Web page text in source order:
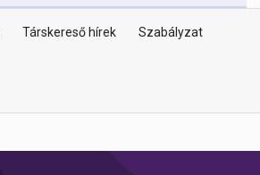
Társkereső hírek
Szabályzat